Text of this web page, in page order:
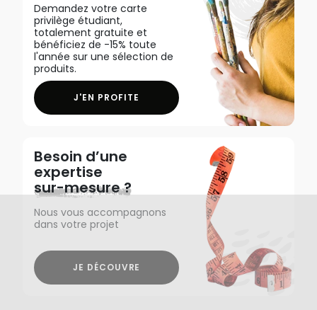
Demandez votre carte
privilège étudiant,
totalement gratuite et
bénéficiez de -15% toute
l'année sur une sélection de
produits.
J'EN PROFITE
Besoin d’une
expertise
sur-mesure ?
Nous vous accompagnons
dans votre projet
JE DÉCOUVRE